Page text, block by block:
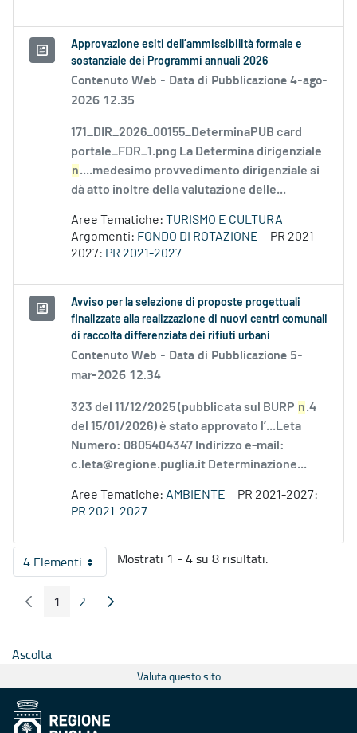
Approvazione esiti dell’ammissibilità formale e
sostanziale dei Programmi annuali 2026
Contenuto Web - Data di Pubblicazione 4-ago-
2026 12.35
171_DIR_2026_00155_DeterminaPUB card
portale_FDR_1.png La Determina dirigenziale
n....medesimo provvedimento dirigenziale si
dà atto inoltre della valutazione delle...
Aree Tematiche: TURISMO E CULTURA
Argomenti: FONDO DI ROTAZIONE
PR 2021-
2027: PR 2021-2027
Avviso per la selezione di proposte progettuali
finalizzate alla realizzazione di nuovi centri comunali
di raccolta differenziata dei rifiuti urbani
Contenuto Web - Data di Pubblicazione 5-
mar-2026 12.34
323 del 11/12/2025 (pubblicata sul BURP n.4
del 15/01/2026) è stato approvato l’...Leta
Numero: 0805404347 Indirizzo e-mail:
c.leta@regione.puglia.it Determinazione...
Aree Tematiche: AMBIENTE
PR 2021-2027:
PR 2021-2027
4 ElementiPer pagina
Mostrati 1 - 4 su 8 risultati.
Pagina Precedente
Pagina
1 Pagina
2 Pagina Seguente
Ascolta
Valuta questo sito